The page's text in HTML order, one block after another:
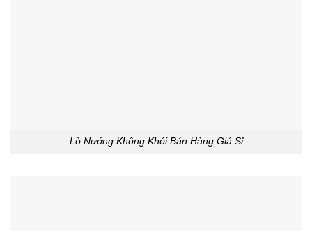
Lò Nướng Không Khói Bán Hàng Giá Sỉ